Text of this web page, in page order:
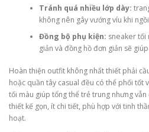
Tránh quá nhiều lớp dày:
không nên gây vướng víu khi
Đồng bộ phụ kiện: sneaker tối
giản và đồng hồ đơn giản sẽ
Hoàn thiện outfit không nhất thiết phải
hoặc quần tây casual đều có thể phối tốt
tối màu giúp tổng thể trẻ trung nhưng
thiết kế gọn, ít chi tiết, phù hợp với tinh
hoạt.